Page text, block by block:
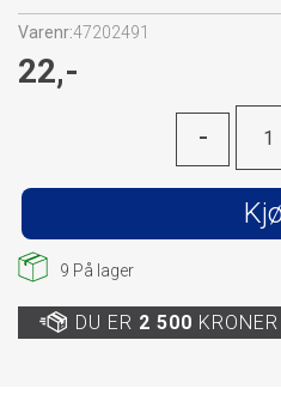
Varenr:47202491
22,-
-
9 På lager
DU ER 2 500